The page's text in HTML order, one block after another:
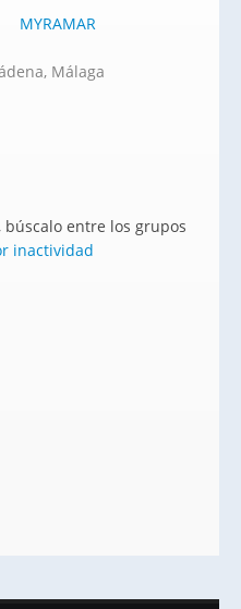
MYRAMAR
Málaga
entre los grupos
inactividad